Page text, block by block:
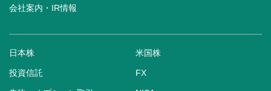
会社案内・IR情報
日本株 米国株
投資信託 FX